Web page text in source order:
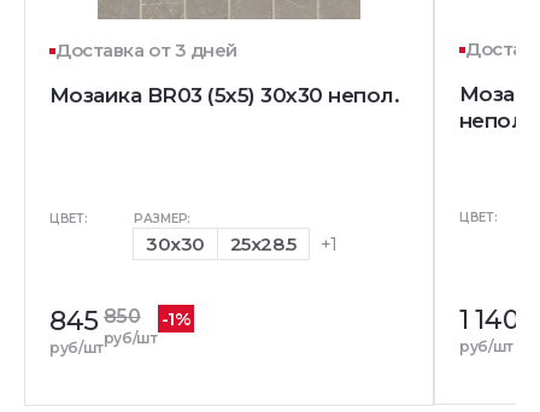
Доставка от 3 дней
Мозаика BR03 (5х5) 30x30 непол.
ЦВЕТ: РАЗМЕР:
30x30 25x28.5 +1
845
руб/шт
850
руб/шт
-1%
непол.
ЦВЕТ:
1 140
руб/шт